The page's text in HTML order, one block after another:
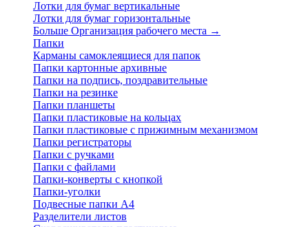
Лотки для бумаг вертикальные
Лотки для бумаг горизонтальные
Больше Организация рабочего места →
Папки
Карманы самоклеящиеся для папок
Папки картонные архивные
Папки на подпись, поздравительные
Папки на резинке
Папки планшеты
Папки пластиковые на кольцах
Папки пластиковые с прижимным механизмом
Папки регистраторы
Папки с ручками
Папки с файлами
Папки-конверты с кнопкой
Папки-уголки
Подвесные папки А4
Разделители листов